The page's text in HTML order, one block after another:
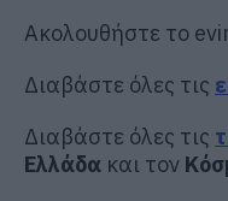
Ακολουθήστε το
Διαβάστε όλες τις
Διαβάστε όλες τις
Ελλάδα και τον